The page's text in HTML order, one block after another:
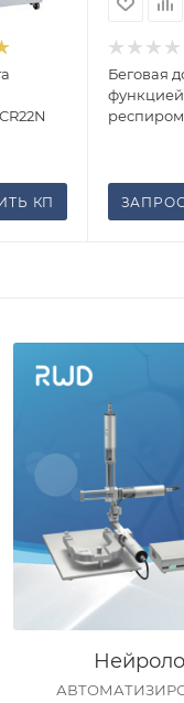
КП
Беговая
функцией